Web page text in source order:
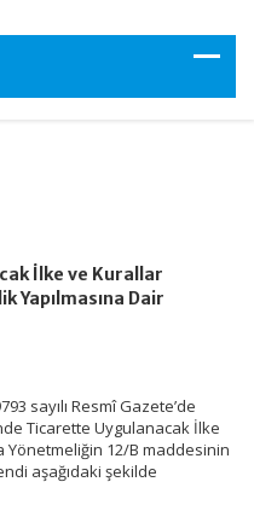
İlke ve Kurallar
Yapılmasına Dair
sayılı Resmî Gazete’de
Ticarette Uygulanacak İlke
Yönetmeliğin 12/B maddesinin
aşağıdaki şekilde